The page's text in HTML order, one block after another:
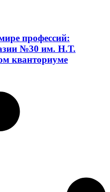
профессий:
№30 им. Н.Т.
кванториуме